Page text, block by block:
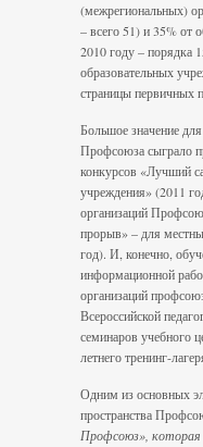
(межрегиональных)
– всего 51) и 35% от
2010 году – порядка
образовательных
страницы первичных
Большое значение
Профсоюза сыграло
конкурсов «Лучший
учреждения» (2011
организаций
прорыв» – для
год). И, конечно,
информационной
организаций
Всероссийской
семинаров учебного
летнего тренинг-
Одним из основных
пространства
Профсоюз», которая